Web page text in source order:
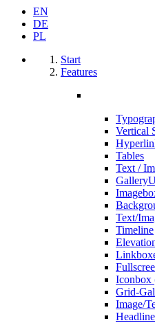
EN
DE
PL
Start
Features
Vertical
Tables
Text /
Gallery
Text/
Timeline
Iconbox
Grid-
Image/